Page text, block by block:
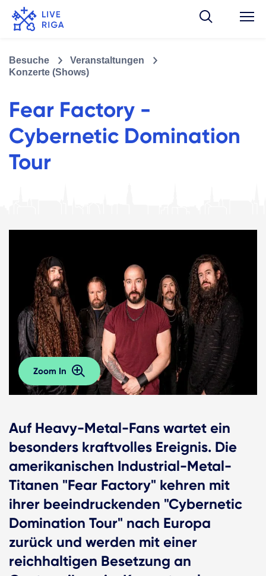
Besuche
Veranstaltungen
Konzerte (Shows)
Fear Factory -
Cybernetic Domination
Tour
Zoom In
Auf Heavy-Metal-Fans wartet ein
besonders kraftvolles Ereignis. Die
amerikanischen Industrial-Metal-
Titanen "Fear Factory" kehren mit
ihrer beeindruckenden "Cybernetic
Domination Tour" nach Europa
zurück und werden mit einer
reichhaltigen Besetzung an